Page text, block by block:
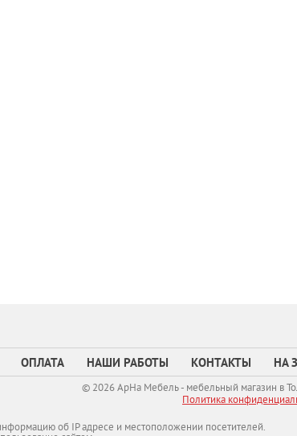
ОПЛАТА НАШИ РАБОТЫ КОНТАКТЫ НА
© 2026 АрНа Мебель - мебельный магазин в
Политикa
об IP адресе и местоположении посетителей.